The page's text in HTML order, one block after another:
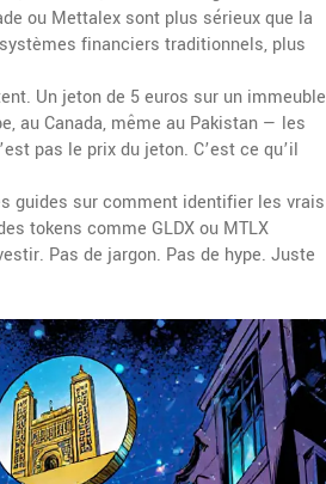
ou Mettalex sont plus sérieux que la
financiers traditionnels, plus
Un jeton de 5 euros sur un immeuble
au Canada, même au Pakistan — les
pas le prix du jeton. C’est ce qu’il
guides sur comment identifier les vrais
tokens comme GLDX ou MTLX
Pas de jargon. Pas de hype. Juste